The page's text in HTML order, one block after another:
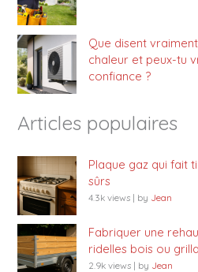
Que disent
chaleur et peux-tu
confiance ?
Articles populaires
Plaque gaz qui fait
sûrs
4.3k views | by Jean
Fabriquer une
ridelles bois ou
2.9k views | by Jean